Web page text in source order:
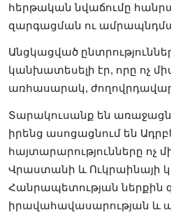
հերթական նվաճումը
զարգացման ու
Անցկացված
կանխատեսելի էր, որը ոչ
առհասարակ,
Տարակուսանք են
իրենց ասոցացնում են
հայտարարությունները
Վրաստանի և Ուկրաինայի
Հանրապետության ներքին
իրավահավասարության և